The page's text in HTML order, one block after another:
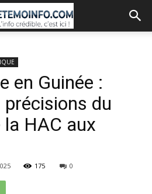
en Guinée :
du
HAC aux
175 0